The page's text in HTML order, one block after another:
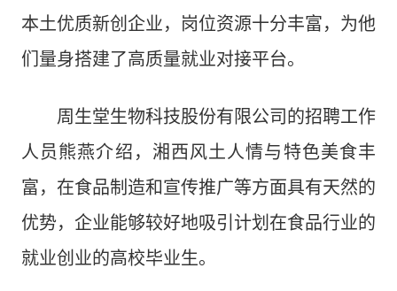
本土优质新创企业，岗位资源十分丰富，为他
们量身搭建了高质量就业对接平台。
周生堂生物科技股份有限公司的招聘工作
人员熊燕介绍，湘西风土人情与特色美食丰
富，在食品制造和宣传推广等方面具有天然的
优势，企业能够较好地吸引计划在食品行业的
就业创业的高校毕业生。